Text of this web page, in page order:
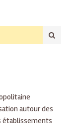
autour des
établissements